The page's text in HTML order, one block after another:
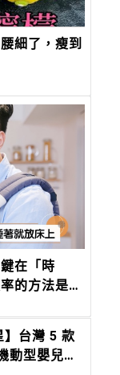
細了，瘦到
在「時
的方法是這
】台灣 5 款
動型嬰兒